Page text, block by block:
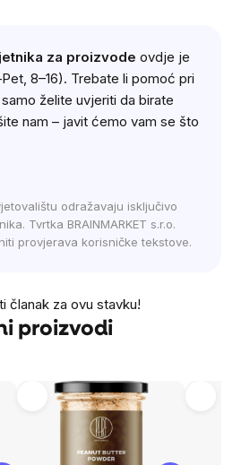
za proizvode ovdje je
8–16). Trebate li pomoć pri
želite uvjeriti da birate
nam – javit ćemo vam se što
odražavaju isključivo
Tvrtka BRAINMARKET s.r.o.
provjerava korisničke tekstove.
članak za ovu stavku!
proizvodi